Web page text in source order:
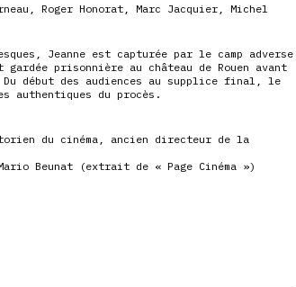
Roger Honorat, Marc Jacquier, Michel
Jeanne est capturée par le camp adverse
prisonnière au château de Rouen avant
début des audiences au supplice final, le
authentiques du procès.
du cinéma, ancien directeur de la
Beunat (extrait de « Page Cinéma »)